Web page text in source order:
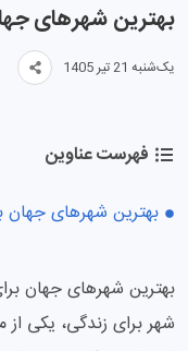
بهترین شهرهای جهان
یک‌شنبه 21 تیر 1405
فهرست عناوین
بهترین شهرهای جهان
شهر برای زندگی، یکی